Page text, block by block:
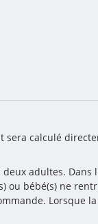
sera calculé
adultes. Dans
ou bébé(s) ne
Lorsque